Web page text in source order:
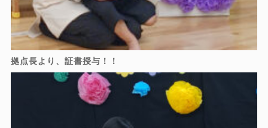
拠点長より、証書授与！！